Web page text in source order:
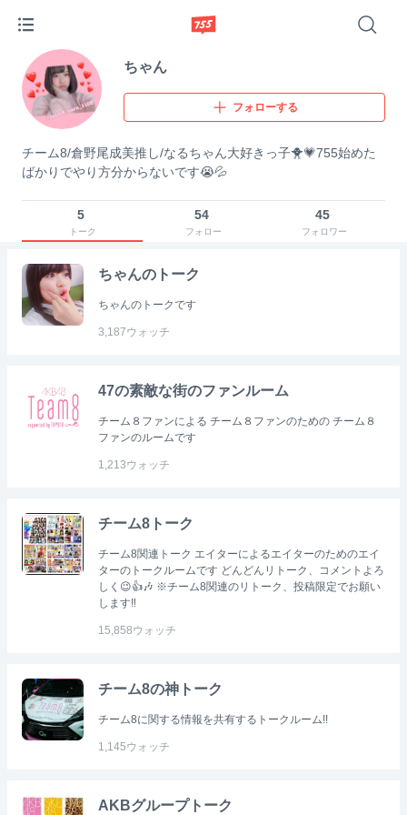
ちゃん
フォローする
チーム8/倉野尾成美推し/なるちゃん大好きっ子🐥💗755始めた
ばかりでやり方分からないです😭💦
5
トーク
54
フォロー
45
フォロワー
ちゃんのトーク
ちゃんのトークです
3,187ウォッチ
47の素敵な街のファンルーム
チーム８ファンによる チーム８ファンのための チーム８
ファンのルームです
1,213ウォッチ
チーム8トーク
チーム8関連トーク エイターによるエイターのためのエイ
ターのトークルームです どんどんリトーク、コメントよろ
しく😉👍🎶 ※チーム8関連のリトーク、投稿限定でお願い
します‼
15,858ウォッチ
チーム8の神トーク
チーム8に関する情報を共有するトークルーム!!
1,145ウォッチ
AKBグループトーク